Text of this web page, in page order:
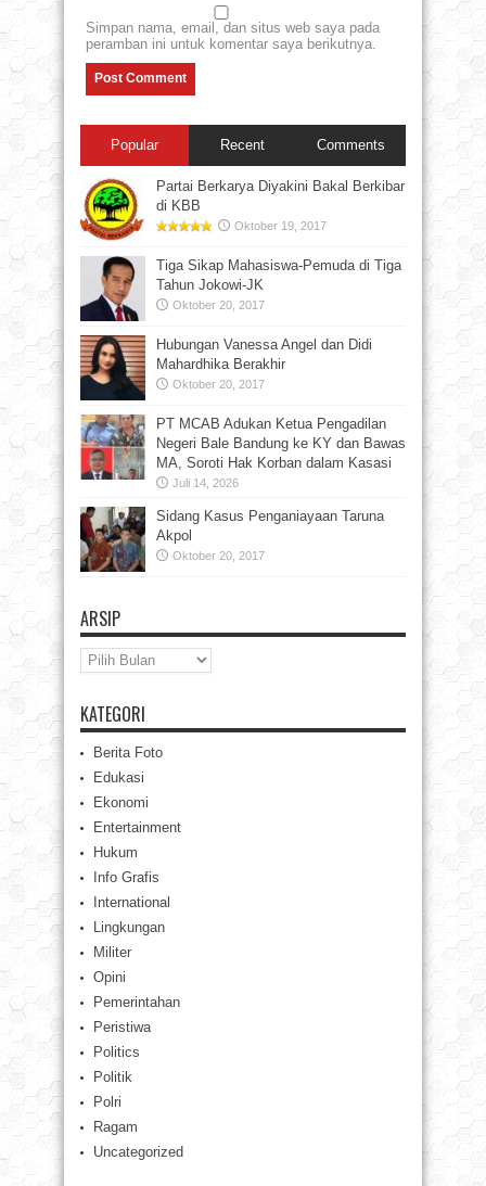
Simpan nama, email, dan situs web saya pada
peramban ini untuk komentar saya berikutnya.
Popular Recent Comments
Partai Berkarya Diyakini Bakal Berkibar
di KBB
Oktober 19, 2017
Tiga Sikap Mahasiswa-Pemuda di Tiga
Tahun Jokowi-JK
Oktober 20, 2017
Hubungan Vanessa Angel dan Didi
Mahardhika Berakhir
Oktober 20, 2017
PT MCAB Adukan Ketua Pengadilan
Negeri Bale Bandung ke KY dan Bawas
MA, Soroti Hak Korban dalam Kasasi
Juli 14, 2026
Sidang Kasus Penganiayaan Taruna
Akpol
Oktober 20, 2017
ARSIP
Arsip
KATEGORI
Berita Foto
Edukasi
Ekonomi
Entertainment
Hukum
Info Grafis
International
Lingkungan
Militer
Opini
Pemerintahan
Peristiwa
Politics
Politik
Polri
Ragam
Uncategorized